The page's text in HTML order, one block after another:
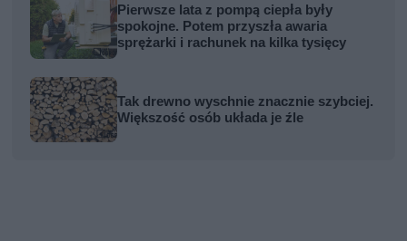
Pierwsze lata z pompą ciepła były
spokojne. Potem przyszła awaria
sprężarki i rachunek na kilka tysięcy
Tak drewno wyschnie znacznie szybciej.
Większość osób układa je źle